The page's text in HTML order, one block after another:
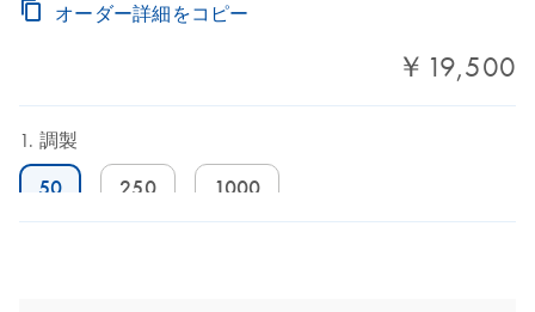
オーダー詳細をコピー
￥19,500
調製
50 250 1000